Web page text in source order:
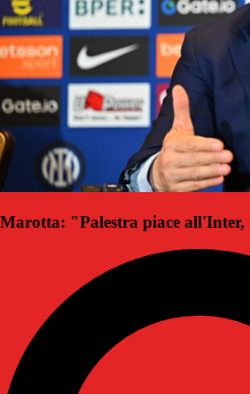
Marotta: "Palestra piace all'Inter,